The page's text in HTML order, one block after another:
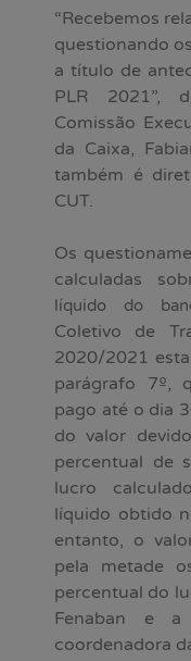
“Recebemos
questionando
a título de
PLR 2021”,
Comissão
da Caixa,
também é
CUT.
Os
calculadas
líquido do
Coletivo de
2020/2021
parágrafo 7º,
pago até o dia
do valor
percentual de
lucro
líquido obtido
entanto, o
pela metade
percentual do
Fenaban e a
coordenadora